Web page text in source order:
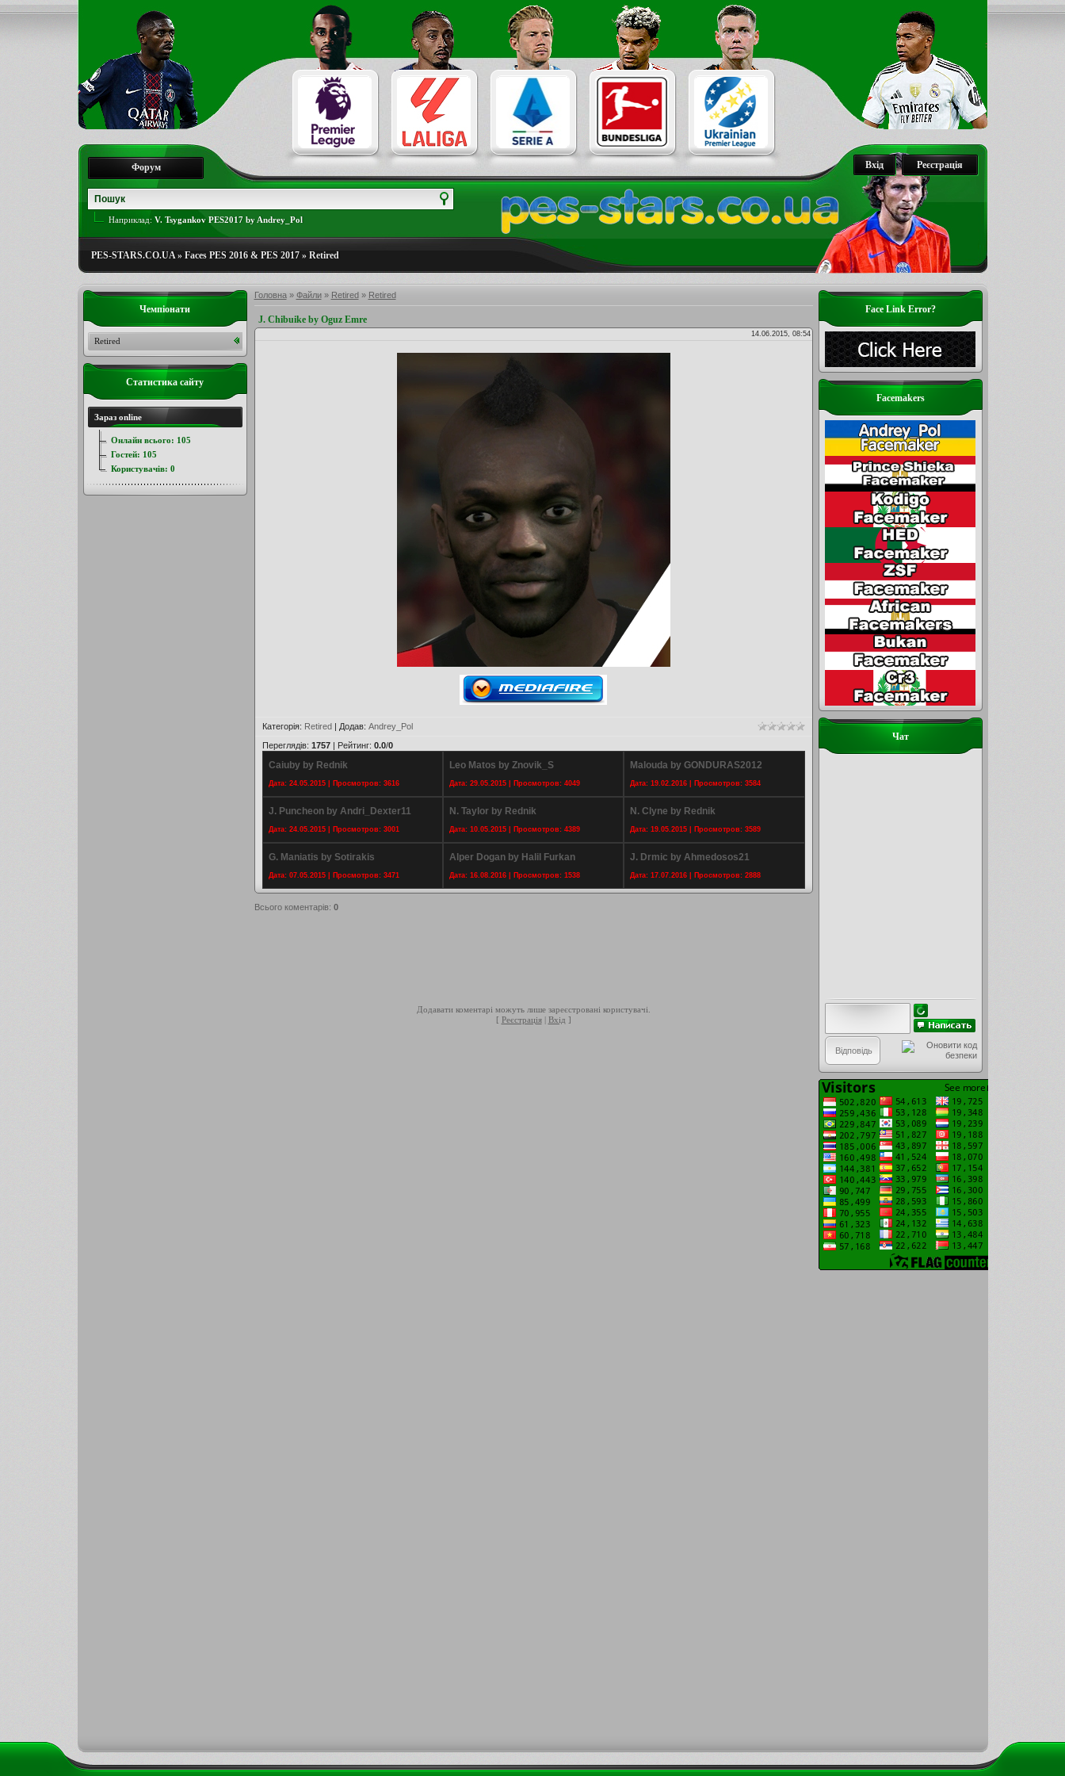
Реєстрація
Вхід
Форум
Наприклад: V. Tsygankov PES2017 by Andrey_Pol
PES-STARS.CO.UA» Faces PES 2016 & PES 2017» Retired
Головна» Файли» Retired» Retired
J. Chibuike by Oguz Emre
14.06.2015, 08:54
Категорія: Retired| Додав: Andrey_Pol
Переглядів: 1757| Рейтинг: 0.0/0
Caiuby by Rednik
Дата: 24.05.2015 | Просмотров: 3616
Leo Matos by Znovik_S
Дата: 29.05.2015 | Просмотров: 4049
Malouda by GONDURAS2012
Дата: 19.02.2016 | Просмотров: 3584
J. Puncheon by Andri_Dexter11
Дата: 24.05.2015 | Просмотров: 3001
N. Taylor by Rednik
Дата: 10.05.2015 | Просмотров: 4389
N. Clyne by Rednik
Дата: 19.05.2015 | Просмотров: 3589
G. Maniatis by Sotirakis
Дата: 07.05.2015 | Просмотров: 3471
Alper Dogan by Halil Furkan
Дата: 16.08.2016 | Просмотров: 1538
J. Drmic by Ahmedosos21
Дата: 17.07.2016 | Просмотров: 2888
Всього коментарів: 0
Додавати коментарі можуть лише зареєстровані користувачі.
[ Реєстрація| Вхід ]
Face Link Error?
Facemakers
Чат
Чемпіонати
Retired
Статистика сайту
Зараз online
Онлайн всього: 105
Гостей: 105
Користувачів: 0